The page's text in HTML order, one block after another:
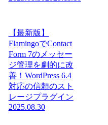
【最新版】
FlamingoでContact
Form 7のメッセー
ジ管理を劇的に改
善！WordPress 6.4
対応の信頼のスト
レージプラグイン
2025.08.30